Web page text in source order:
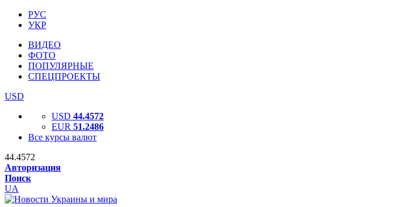
РУС
УКР
ВИДЕО
ФОТО
ПОПУЛЯРНЫЕ
СПЕЦПРОЕКТЫ
USD
USD 44.4572
EUR 51.2486
Все курсы валют
44.4572
Авторизация
Поиск
UA